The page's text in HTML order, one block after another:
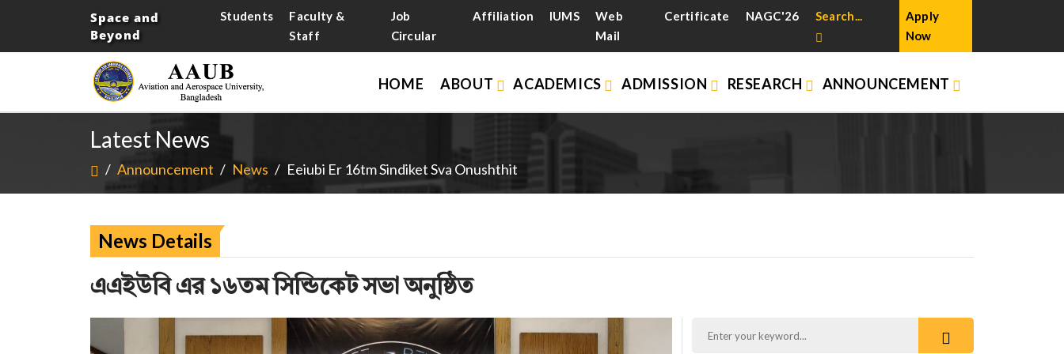
Space and
Beyond
Students
Faculty &
Staff
Job
Circular
Affiliation IUMS
Web
Mail
Certificate NAGC'26 Search...
Apply
Now
HOME ABOUT ACADEMICS ADMISSION RESEARCH ANNOUNCEMENT
Latest News
/ Announcement / News / Eeiubi Er 16tm Sindiket Sva Onushthit
News Details
এএইউবি এর ১৬তম সিন্ডিকেট সভা অনুষ্ঠিত